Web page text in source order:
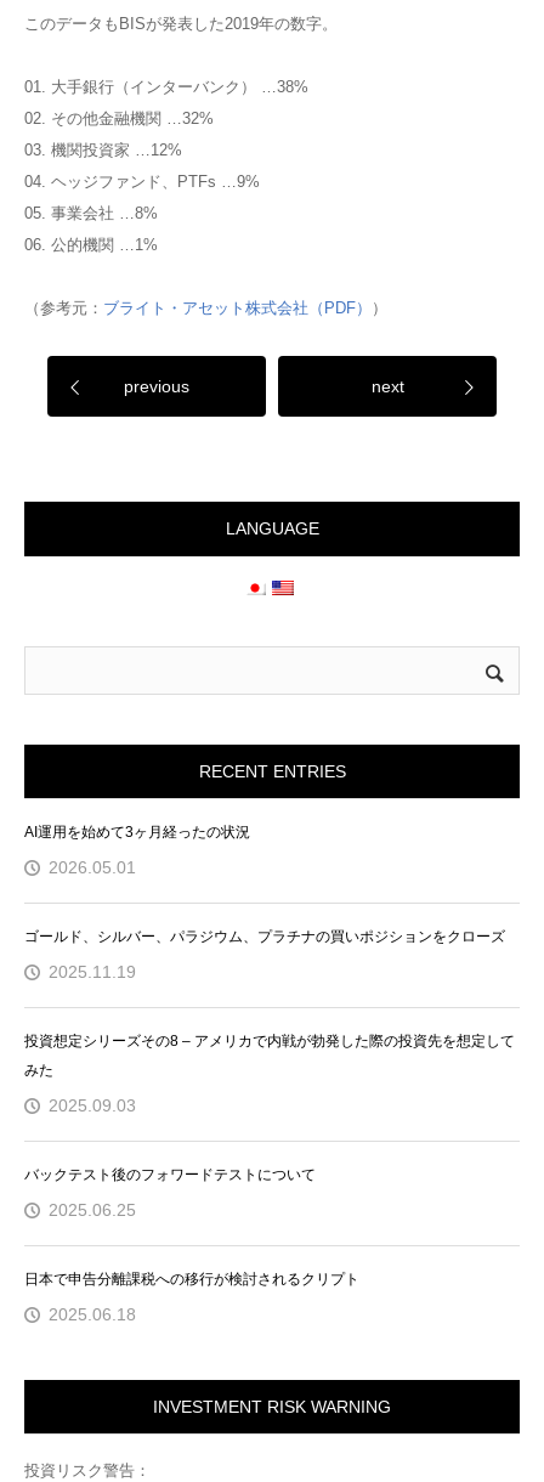
このデータもBISが発表した2019年の数字。
01. 大手銀行（インターバンク） …38%
02. その他金融機関 …32%
03. 機関投資家 …12%
04. ヘッジファンド、PTFs …9%
05. 事業会社 …8%
06. 公的機関 …1%
（参考元： ブライト・アセット株式会社（PDF） ）
previous next
LANGUAGE
RECENT ENTRIES
AI運用を始めて3ヶ月経ったの状況
2026.05.01
ゴールド、シルバー、パラジウム、プラチナの買いポジションをクローズ
2025.11.19
投資想定シリーズその8 – アメリカで内戦が勃発した際の投資先を想定して
みた
2025.09.03
バックテスト後のフォワードテストについて
2025.06.25
日本で申告分離課税への移行が検討されるクリプト
2025.06.18
INVESTMENT RISK WARNING
投資リスク警告：